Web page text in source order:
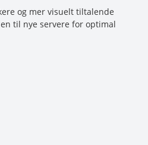
og mer visuelt tiltalende
til nye servere for optimal